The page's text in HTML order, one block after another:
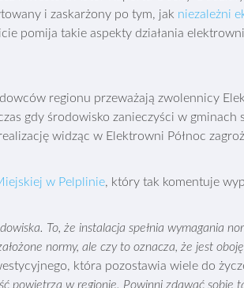
i zaskarżony po tym, jak niezależni
pomija takie aspekty działania
regionu przeważają zwolennicy
gdy środowisko zanieczyści w gminach
widząc w Elektrowni Północ
w Pelplinie, który tak komentuje
To, że instalacja spełnia wymagania
normy, ale czy to oznacza, że jest
która pozostawia wiele do
powietrza w regionie. Powinni zdawać sobie